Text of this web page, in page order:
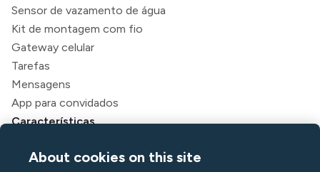
Sensor de vazamento de água
Kit de montagem com fio
Gateway celular
Tarefas
Mensagens
App para convidados
Características
Detecção de multidão
About cookies on this site